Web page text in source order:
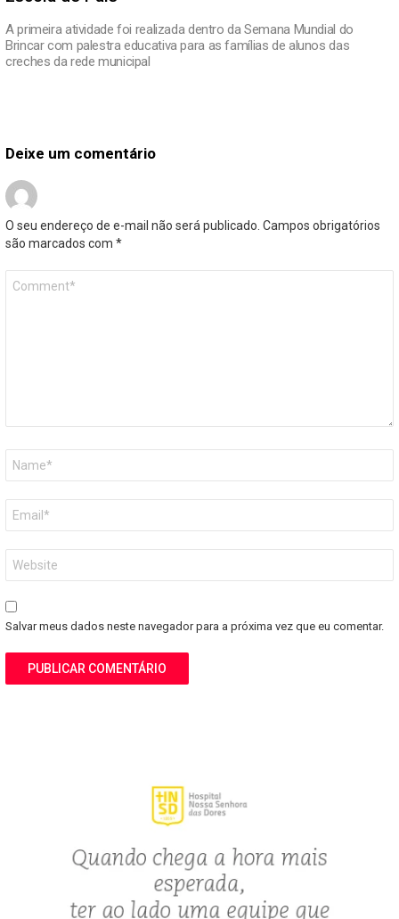
A primeira atividade foi realizada dentro da Semana Mundial do
Brincar com palestra educativa para as famílias de alunos das
creches da rede municipal
Deixe um comentário
O seu endereço de e-mail não será publicado. Campos obrigatórios
são marcados com *
mail
*
Salvar meus dados neste navegador para a próxima vez que eu comentar.